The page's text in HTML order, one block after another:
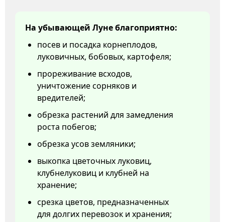
На убывающей Луне благоприятно:
посев и посадка корнеплодов,
луковичных, бобовых, картофеля;
прореживание всходов,
уничтожение сорняков и
вредителей;
обрезка растений для замедления
роста побегов;
обрезка усов земляники;
выкопка цветочных луковиц,
клубнелуковиц и клубней на
хранение;
срезка цветов, предназначенных
для долгих перевозок и хранения;